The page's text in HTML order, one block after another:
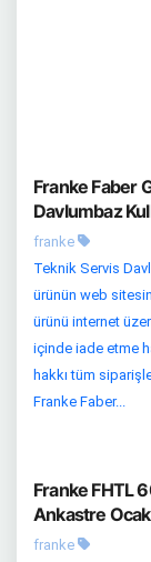
Franke Faber
Davlumbaz
franke
Teknik Servis
ürünün web
ürünü internet
içinde iade etme
hakkı tüm
Franke Faber...
Franke FHTL
Ankastre
franke